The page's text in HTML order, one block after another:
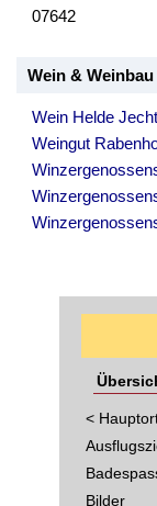
07642
Wein & Weinbau
Wein Helde
Weingut
<
Bilder